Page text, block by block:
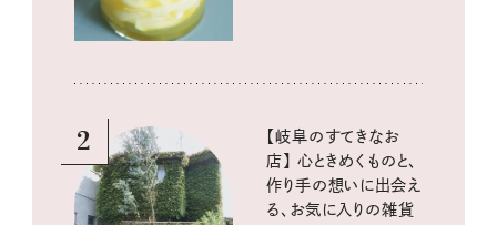
2
【岐阜のすてきなお
店】 心ときめくものと、
作り手の想いに出会え
る、お気に入りの雑貨